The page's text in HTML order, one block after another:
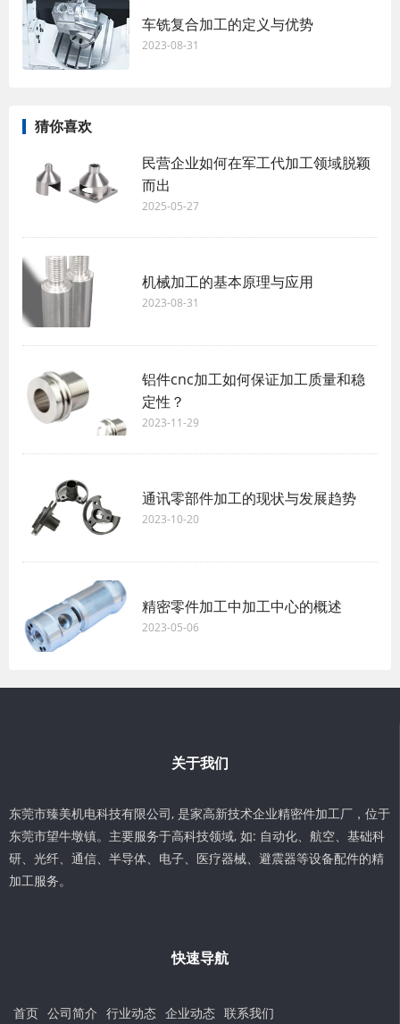
车铣复合加工的定义与优势
2023-08-31
猜你喜欢
民营企业如何在军工代加工领域脱颖
而出
2025-05-27
机械加工的基本原理与应用
2023-08-31
铝件cnc加工如何保证加工质量和稳
定性？
2023-11-29
通讯零部件加工的现状与发展趋势
2023-10-20
精密零件加工中加工中心的概述
2023-05-06
关于我们
东莞市臻美机电科技有限公司, 是家高新技术企业精密件加工厂，位于
东莞市望牛墩镇。主要服务于高科技领域, 如: 自动化、航空、基础科
研、光纤、通信、半导体、电子、医疗器械、避震器等设备配件的精
加工服务。
快速导航
首页 公司简介 行业动态 企业动态 联系我们